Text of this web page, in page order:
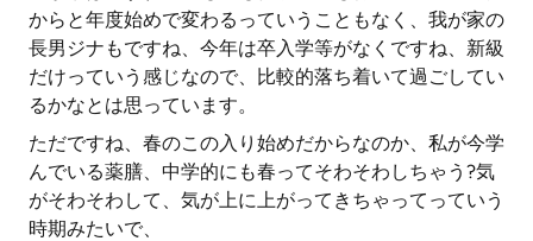
からと年度始めで変わるっていうこともなく、我が家の
長男ジナもですね、今年は卒入学等がなくですね、新級
だけっていう感じなので、比較的落ち着いて過ごしてい
るかなとは思っています。
ただですね、春のこの入り始めだからなのか、私が今学
んでいる薬膳、中学的にも春ってそわそわしちゃう?気
がそわそわして、気が上に上がってきちゃってっていう
時期みたいで、